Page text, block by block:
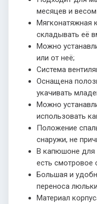
месяцев и
Мягконатяжная
складывать её
Можно
или от неё;
Система
Оснащена
укачивать
Можно
использовать
Положение
снаружи, не
В капюшоне для
есть смотровое
Большая и
переноса
Материал